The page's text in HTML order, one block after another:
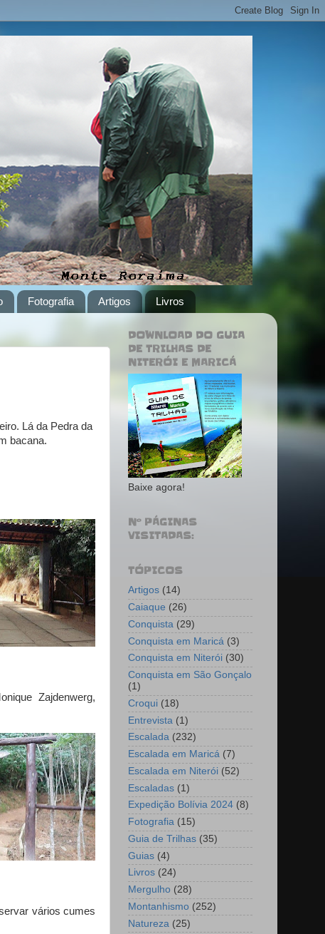
Fotografia Artigos Livros
Lá da Pedra da
bacana.
Zajdenwerg,
vários cumes
DOWNLOAD DO GUIA
DE TRILHAS DE
NITERÓI E MARICÁ
Baixe agora!
Nº PÁGINAS
VISITADAS:
TÓPICOS
Artigos (14)
Caiaque (26)
Conquista (29)
Conquista em Maricá (3)
Conquista em Niterói (30)
Conquista em São Gonçalo
(1)
Croqui (18)
Entrevista (1)
Escalada (232)
Escalada em Maricá (7)
Escalada em Niterói (52)
Escaladas (1)
Expedição Bolívia 2024 (8)
Fotografia (15)
Guia de Trilhas (35)
Guias (4)
Livros (24)
Mergulho (28)
Montanhismo (252)
Natureza (25)